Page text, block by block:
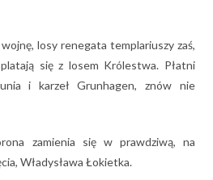
losy renegata templariuszy zaś,
się z losem Królestwa. Płatni
i karzeł Grunhagen, znów nie
zamienia się w prawdziwą, na
Władysława Łokietka.